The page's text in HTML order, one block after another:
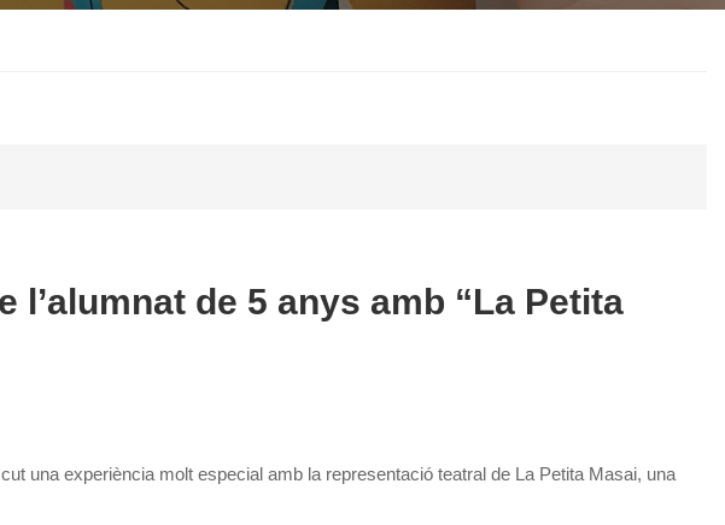
de 5 anys amb “La Petita
una experiència molt especial amb la representació teatral de La Petita Masai, una